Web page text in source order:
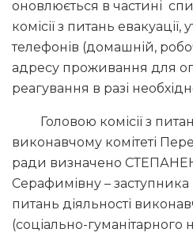
оновлюється в частині
комісії з питань
телефонів (домашній,
адресу проживання для
реагування в разі
Головою комісії з
виконавчому комітеті
ради визначено
Серафимівну – заступника
питань діяльності
(соціально-гуманітарного